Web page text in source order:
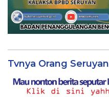
Tvnya Orang Seruyan